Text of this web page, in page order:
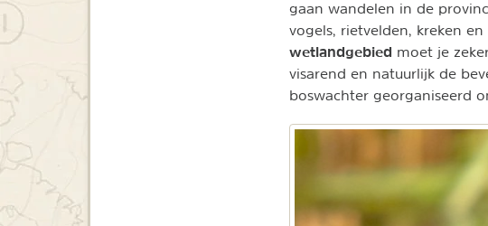
gaan wandelen in de
vogels, rietvelden, kreken
wetlandgebied moet je
visarend en natuurlijk de
boswachter georganiseerd